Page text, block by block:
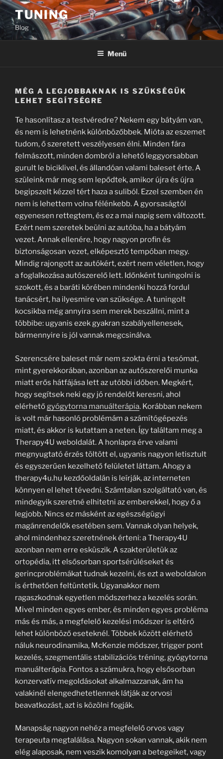
Tartalomhoz
TUNING
Blog
Menü
MÉG A LEGJOBBAKNAK IS SZÜKSÉGÜK
LEHET SEGÍTSÉGRE
Te hasonlítasz a testvéredre? Nekem egy bátyám van,
és nem is lehetnénk különbözőbbek. Mióta az eszemet
tudom, ő szeretett veszélyesen élni. Minden fára
felmászott, minden dombról a lehető leggyorsabban
gurult le biciklivel, és állandóan valami baleset érte. A
szüleink már meg sem lepődtek, amikor újra és újra
begipszelt kézzel tért haza a suliból. Ezzel szemben én
nem is lehettem volna félénkebb. A gyorsaságtól
egyenesen rettegtem, és ez a mai napig sem változott.
Ezért nem szeretek beülni az autóba, ha a bátyám
vezet. Annak ellenére, hogy nagyon profin és
biztonságosan vezet, elképesztő tempóban megy.
Mindig rajongott az autókért, ezért nem véletlen, hogy
a foglalkozása autószerelő lett. Időnként tuningolni is
szokott, és a baráti körében mindenki hozzá fordul
tanácsért, ha ilyesmire van szüksége. A tuningolt
kocsikba még annyira sem merek beszállni, mint a
többibe: ugyanis ezek gyakran szabályellenesek,
bármennyire is jól vannak megcsinálva.
Szerencsére baleset már nem szokta érni a tesómat,
mint gyerekkorában, azonban az autószerelői munka
miatt erős hátfájása lett az utóbbi időben. Megkért,
hogy segítsek neki egy jó rendelőt keresni, ahol
elérhető gyógytorna manuálterápia. Korábban nekem
is volt már hasonló problémám a számítógépezés
miatt, és akkor is kutattam a neten. Így találtam meg a
Therapy4U weboldalát. A honlapra érve valami
megnyugtató érzés töltött el, ugyanis nagyon letisztult
és egyszerűen kezelhető felületet láttam. Ahogy a
therapy4u.hu kezdőoldalán is leírják, az interneten
könnyen el lehet tévedni. Számtalan szolgáltató van, és
mindegyik szeretné elhitetni az emberekkel, hogy ő a
legjobb. Nincs ez másként az egészségügyi
magánrendelők esetében sem. Vannak olyan helyek,
ahol mindenhez szeretnének érteni: a Therapy4U
azonban nem erre esküszik. A szakterületük az
ortopédia, itt elsősorban sportsérüléseket és
gerincproblémákat tudnak kezelni, és ezt a weboldalon
is érthetően feltüntetik. Ugyanakkor nem
ragaszkodnak egyetlen módszerhez a kezelés során.
Mivel minden egyes ember, és minden egyes probléma
más és más, a megfelelő kezelési módszer is eltérő
lehet különböző eseteknél. Többek között elérhető
náluk neurodinamika, McKenzie módszer, trigger pont
kezelés, szegmentális stabilizációs tréning, gyógytorna
manuálterápia. Fontos a számukra, hogy elsősorban
konzervatív megoldásokat alkalmazzanak, ám ha
valakinél elengedhetetlennek látják az orvosi
beavatkozást, azt is közölni fogják.
Manapság nagyon nehéz a megfelelő orvos vagy
terapeuta megtalálása. Nagyon sokan vannak, akik nem
elég alaposak, nem veszik komolyan a betegeiket, vagy